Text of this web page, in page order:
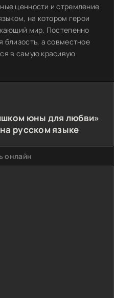
ценности и стремление
на котором герои
мир. Постепенно
близость, а совместное
в самую красивую
юны для любви»
русском языке
онлайн